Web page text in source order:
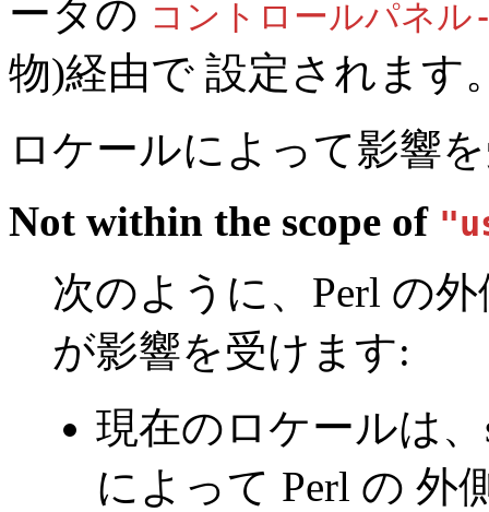
ータの コントロールパネ
物)経由で 設定されます
ロケールによって影響
Not within the scope of
次のように、Perl の
が影響を受けます:
現在のロケールは、
によって Perl の 外